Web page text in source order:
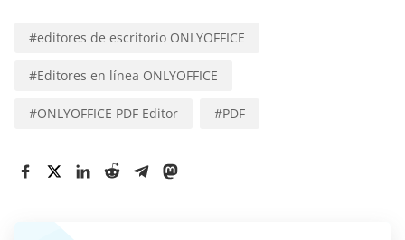
#editores de escritorio ONLYOFFICE
#Editores en línea ONLYOFFICE
#ONLYOFFICE PDF Editor #PDF